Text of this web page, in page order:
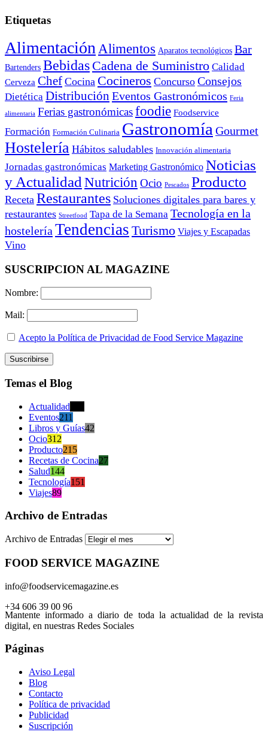
Etiquetas
Alimentación Alimentos Aparatos tecnológicos Bar
Bartenders Bebidas Cadena de Suministro Calidad
Cerveza Chef Cocina Cocineros Concurso Consejos
Dietética Distribución Eventos Gastronómicos Feria
alimentaria Ferias gastronómicasfoodie Foodservice
Formación Formación Culinaria Gastronomía Gourmet
Hostelería Hábitos saludables Innovación alimentaria
Jornadas gastronómicas Marketing Gastronómico Noticias
y Actualidad Nutrición Ocio Pescados Producto
Receta Restaurantes Soluciones digitales para bares y
restaurantes Streetfood Tapa de la Semana Tecnología en la
hostelería Tendencias Turismo Viajes y Escapadas
Vino
SUSCRIPCION AL MAGAZINE
Nombre:
Mail:
Acepto la Política de Privacidad de Food Service Magazine
Temas el Blog
Actualidad
Eventos211
Libros y Guías42
Ocio312
Producto215
Recetas de Cocina27
Salud144
Tecnología151
Viajes89
Archivo de Entradas
Archivo de Entradas
FOOD SERVICE MAGAZINE
info@foodservicemagazine.es
+34 606 39 00 96
Mantente informado a diario de toda la actualidad de la revista
digital, en nuestras Redes Sociales
Páginas
Aviso Legal
Blog
Contacto
Política de privacidad
Publicidad
Suscripción